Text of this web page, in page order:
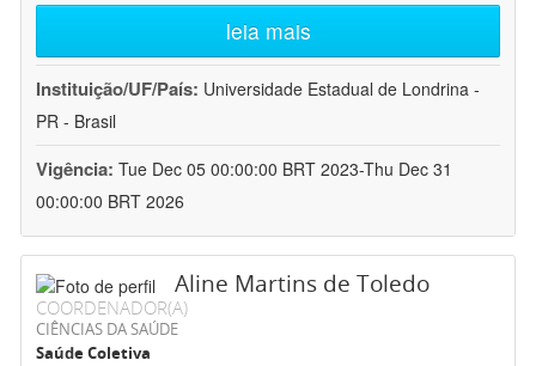
leia mais
Instituição/UF/País: Universidade Estadual de Londrina -
PR - Brasil
Vigência: Tue Dec 05 00:00:00 BRT 2023-Thu Dec 31
00:00:00 BRT 2026
Aline Martins de Toledo
COORDENADOR(A)
CIÊNCIAS DA SAÚDE
Saúde Coletiva